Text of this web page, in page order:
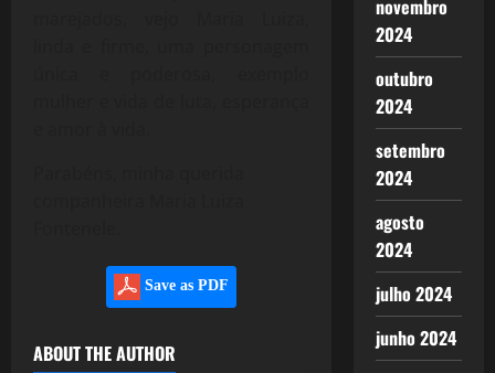
Save as PDF
ABOUT THE AUTHOR
novembro
2024
outubro
2024
setembro
2024
agosto
2024
julho 2024
junho 2024